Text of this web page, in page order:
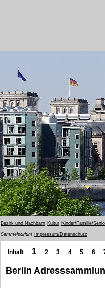
Bezirk und Nachbarn Kultur Kinder/Familie/
Sammelsurium Impressum/Datenschutz
Inhalt 1 2 3 4 5 6
Berlin